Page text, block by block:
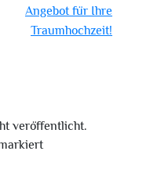
Angebot für Ihre
Traumhochzeit!
veröffentlicht.